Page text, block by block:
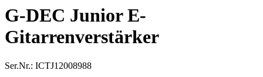
G-DEC Junior E-
Gitarrenverstärker
Ser.Nr.: ICTJ12008988